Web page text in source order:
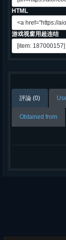
HTML
游戏视窗用超连结
評論 (0)
Obtained from